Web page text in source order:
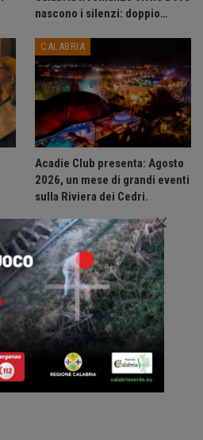
nascono i silenzi: doppio…
CALABRIA
Acadie Club presenta: Agosto
2026, un mese di grandi eventi
sulla Riviera dei Cedri.
×